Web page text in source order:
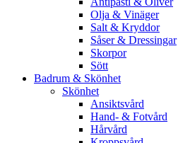
Olja & Vinäger
Salt & Kryddor
Såser & Dressingar
Skorpor
Sött
Badrum & Skönhet
Skönhet
Ansiktsvård
Hand- & Fotvård
Hårvård